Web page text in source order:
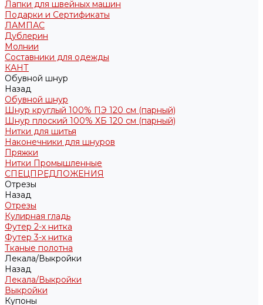
Лапки для швейных машин
Подарки и Сертификаты
ЛАМПАС
Дублерин
Молнии
Составники для одежды
КАНТ
Обувной шнур
Назад
Обувной шнур
Шнур круглый 100% ПЭ 120 см (парный)
Шнур плоский 100% ХБ 120 см (парный)
Нитки для шитья
Наконечники для шнуров
Пряжки
Нитки Промышленные
СПЕЦПРЕДЛОЖЕНИЯ
Отрезы
Назад
Отрезы
Кулирная гладь
Футер 2-х нитка
Футер 3-х нитка
Тканые полотна
Лекала/Выкройки
Назад
Лекала/Выкройки
Выкройки
Купоны